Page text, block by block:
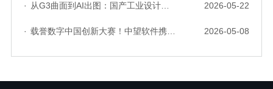
· 从G3曲面到AI出图：国产工业设计软件的硬实力到底怎么样了？ 2026-05-22
· 载誉数字中国创新大赛！中望软件携手三家伙伴，斩获信创赛道多项大奖 2026-05-08